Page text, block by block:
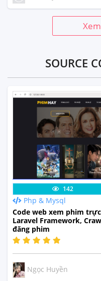
SOURCE
Lưu code
142
Php & Mysql
Code web xem phim
Laravel Framework,
đăng phim
Ngọc Huyền